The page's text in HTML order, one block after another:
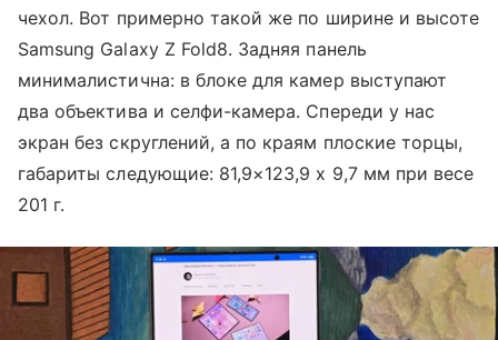
чехол. Вот примерно такой же по ширине и высоте
Samsung Galaxy Z Fold8. Задняя панель
минималистична: в блоке для камер выступают
два объектива и селфи-камера. Спереди у нас
экран без скруглений, а по краям плоские торцы,
габариты следующие: 81,9×123,9 х 9,7 мм при весе
201 г.